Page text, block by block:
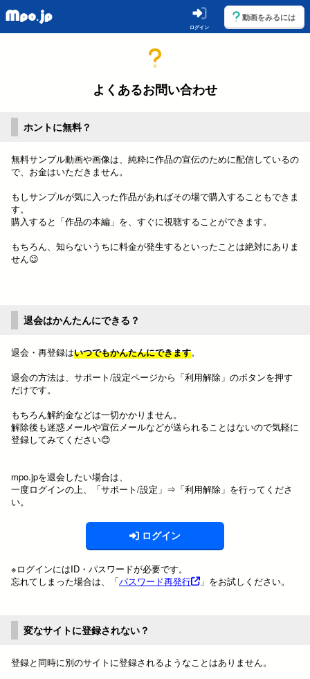
ログイン
動画をみるには
よくあるお問い合わせ
ホントに無料？
無料サンプル動画や画像は、純粋に作品の宣伝のために配信しているの
で、お金はいただきません。
もしサンプルが気に入った作品があればその場で購入することもできま
す。
購入すると「作品の本編」を、すぐに視聴することができます。
もちろん、知らないうちに料金が発生するといったことは絶対にありま
せん😉
退会はかんたんにできる？
退会・再登録はいつでもかんたんにできます。
退会の方法は、サポート/設定ページから「利用解除」のボタンを押す
だけです。
もちろん解約金などは一切かかりません。
解除後も迷惑メールや宣伝メールなどが送られることはないので気軽に
登録してみてください😊
mpo.jpを退会したい場合は、
一度ログインの上、「サポート/設定」⇒「利用解除」を行ってくださ
い。
ログイン
※ログインにはID・パスワードが必要です。
忘れてしまった場合は、「パスワード再発行 」をお試しください。
変なサイトに登録されない？
登録と同時に別のサイトに登録されるようなことはありません。